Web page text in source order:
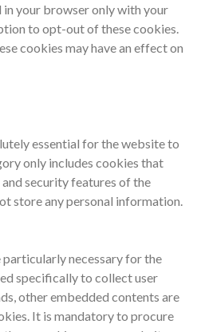
your browser only with your
to opt-out of these cookies.
cookies may have an effect on
essential for the website to
only includes cookies that
security features of the
store any personal information.
necessary for the
specifically to collect user
other embedded contents are
It is mandatory to procure